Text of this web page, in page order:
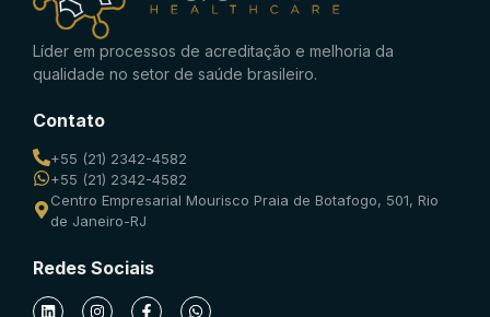
Líder em processos de acreditação e melhoria da
qualidade no setor de saúde brasileiro.
Contato
+55 (21) 2342-4582
+55 (21) 2342-4582
Centro Empresarial Mourisco Praia de Botafogo, 501, Rio
de Janeiro-RJ
Redes Sociais